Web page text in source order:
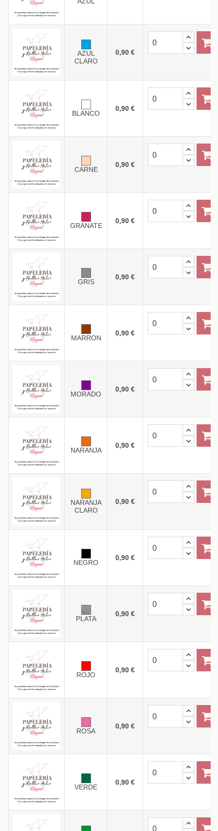
AZUL
CLARO
0,90 €
BLANCO
0,90 €
CARNE
0,90 €
GRANATE
0,90 €
GRIS
0,90 €
MARRON
0,90 €
MORADO
0,90 €
NARANJA
0,90 €
NARANJA
CLARO
0,90 €
NEGRO
0,90 €
PLATA
0,90 €
ROJO
0,90 €
ROSA
0,90 €
VERDE
0,90 €